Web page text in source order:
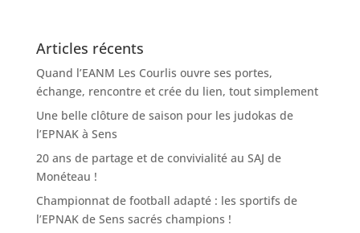
Articles récents
Quand l’EANM Les Courlis ouvre ses portes,
échange, rencontre et crée du lien, tout simplement
Une belle clôture de saison pour les judokas de
l’EPNAK à Sens
20 ans de partage et de convivialité au SAJ de
Monéteau !
Championnat de football adapté : les sportifs de
l’EPNAK de Sens sacrés champions !